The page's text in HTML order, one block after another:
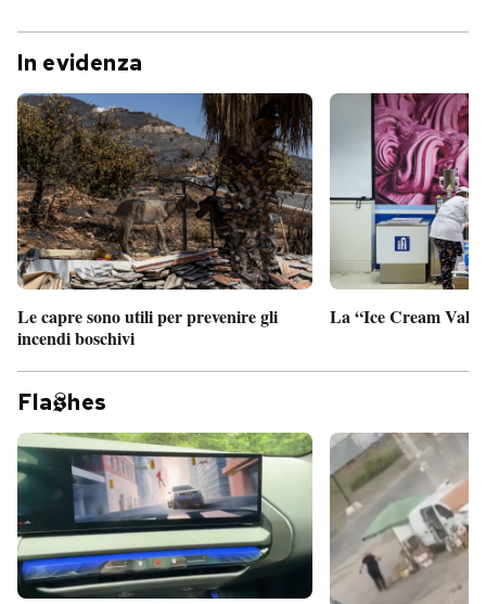
In evidenza
Le capre sono utili per prevenire gli
incendi boschivi
La “Ice Cream
Fla hes